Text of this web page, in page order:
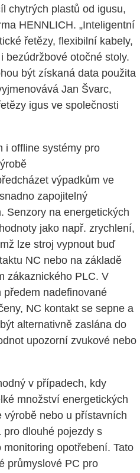
chytrých plastů od igusu,
HENNLICH. „Inteligentní
řetězy, flexibilní kabely,
bezúdržbové otočné stoly.
být získaná data použita
Jan Švarc,
igus ve společnosti
i offline systémy pro
výpadkům ve
zapojitelný
Senzory na energetických
jako např. zrychlení,
lze stroj vypnout buď
NC nebo na základě
zákaznického PLC. V
nadefinované
NC kontakt se sepne a
alternativně zaslána do
upozorní zvukové nebo
v případech, kdy
množství energetických
výrobě nebo u přístavních
dlouhé pojezdy s
opotřebení. Tato
průmyslové PC pro